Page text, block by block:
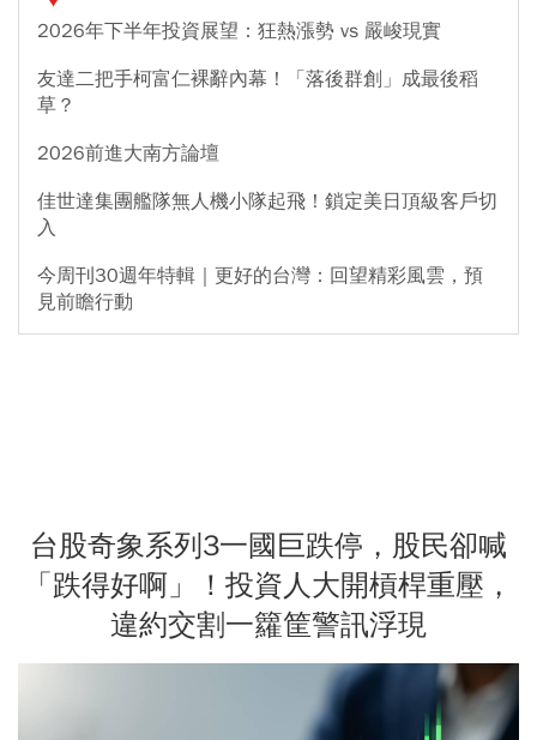
2026年下半年投資展望：狂熱漲勢 vs 嚴峻現實
友達二把手柯富仁裸辭內幕！「落後群創」成最後稻
草？
2026前進大南方論壇
佳世達集團艦隊無人機小隊起飛！鎖定美日頂級客戶切
入
今周刊30週年特輯｜更好的台灣：回望精彩風雲，預
見前瞻行動
台股奇象系列3一國巨跌停，股民卻喊
「跌得好啊」！投資人大開槓桿重壓，
違約交割一籮筐警訊浮現